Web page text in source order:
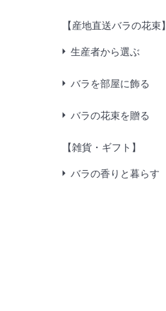
【産地直送バラの花束】
生産者から選ぶ
バラを部屋に飾る
バラの花束を贈る
【雑貨・ギフト】
バラの香りと暮らす